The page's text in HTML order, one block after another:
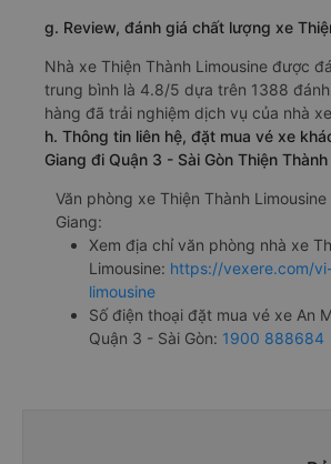
limousine 350000đ/vé
g. Review, đánh giá chất lượng xe
Nhà xe Thiện Thành Limousine được
trung bình là 4.8/5 dựa trên 1388 đánh
hàng đã trải nghiệm dịch vụ của nhà
h. Thông tin liên hệ, đặt mua vé xe
Giang đi Quận 3 - Sài Gòn Thiện
Văn phòng xe Thiện Thành
Giang:
Xem địa chỉ văn phòng nhà xe
Limousine:https://vexere.com/